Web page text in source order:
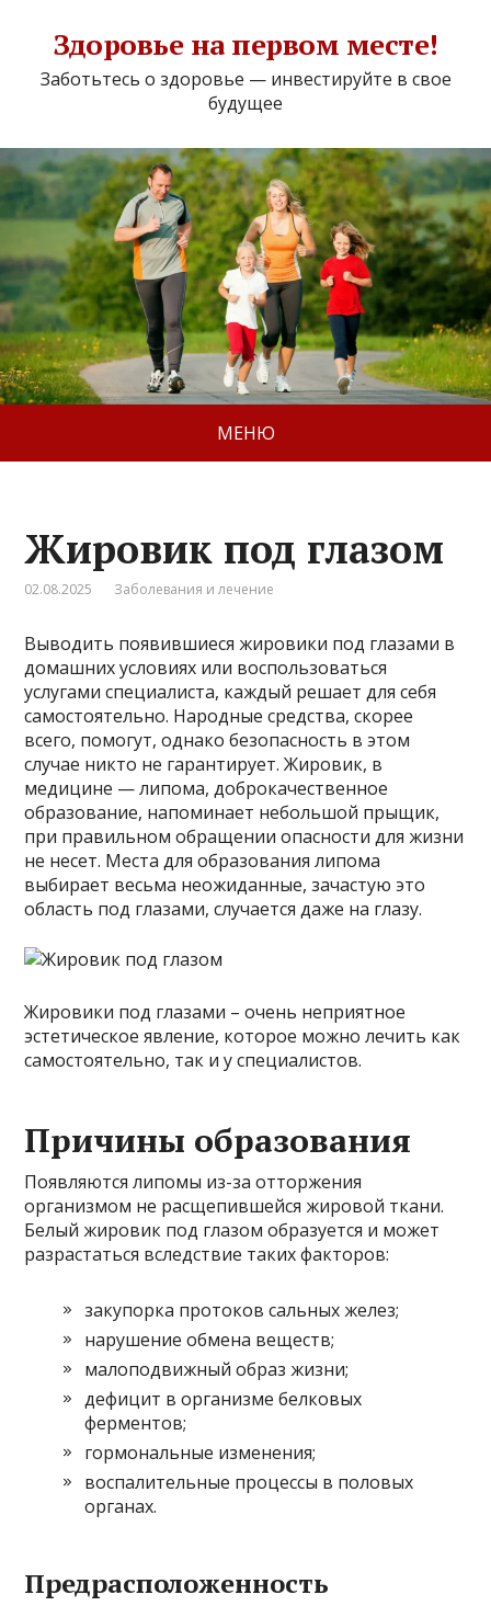
Здоровье на первом месте!
Заботьтесь о здоровье — инвестируйте в свое
будущее
МЕНЮ
Жировик под глазом
02.08.2025 Заболевания и лечение
Выводить появившиеся жировики под глазами в
домашних условиях или воспользоваться
услугами специалиста, каждый решает для себя
самостоятельно. Народные средства, скорее
всего, помогут, однако безопасность в этом
случае никто не гарантирует. Жировик, в
медицине — липома, доброкачественное
образование, напоминает небольшой прыщик,
при правильном обращении опасности для жизни
не несет. Места для образования липома
выбирает весьма неожиданные, зачастую это
область под глазами, случается даже на глазу.
Жировики под глазами – очень неприятное
эстетическое явление, которое можно лечить как
самостоятельно, так и у специалистов.
Причины образования
Появляются липомы из-за отторжения
организмом не расщепившейся жировой ткани.
Белый жировик под глазом образуется и может
разрастаться вследствие таких факторов:
закупорка протоков сальных желез;
нарушение обмена веществ;
малоподвижный образ жизни;
дефицит в организме белковых
ферментов;
гормональные изменения;
воспалительные процессы в половых
органах.
Предрасположенность